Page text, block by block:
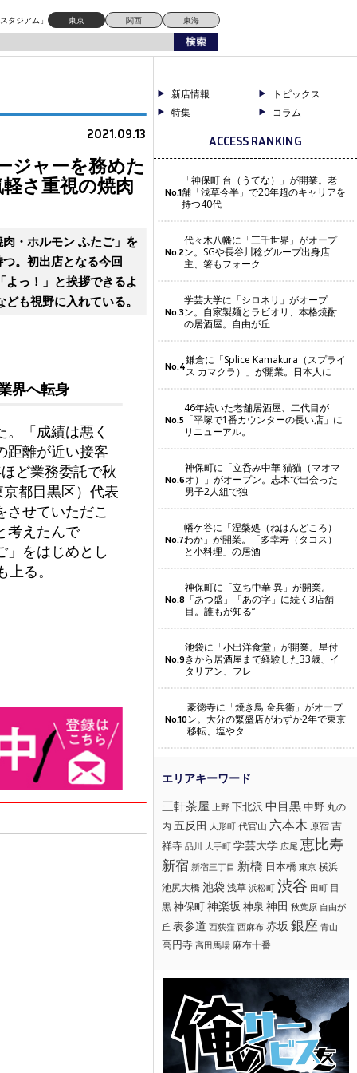
タジアム」 東京 関西 東海
2021.09.13
ジャーを務めた
さ重視の焼肉
・ホルモン ふたご」を
。初出店となる今回
っ！」と挨拶できるよ
も視野に入れている。
界へ転身
「成績は悪く
距離が近い接客
ど業務委託で秋
都目黒区）代表
させていただこ
考えたんで
」をはじめとし
る。
新店情報
トピックス
特集
コラム
ACCESS RANKING
No.1
「神保町 台（うてな）」が開業。老
舗「浅草今半」で20年超のキャリアを
持つ40代
No.2
代々木八幡に「三千世界」がオープ
ン。SGや長谷川稔グループ出身店
主、箸もフォーク
No.3
学芸大学に「シロネリ」がオープ
ン。自家製麺とラビオリ、本格焼酎
の居酒屋。自由が丘
No.4鎌倉に「Splice Kamakura（スプライ
ス カマクラ）」が開業。日本人に
No.5
46年続いた老舗居酒屋、二代目が
「平塚で1番カウンターの長い店」に
リニューアル。
No.6
神保町に「立呑み中華 猫猫（マオマ
オ）」がオープン。志木で出会った
男子2人組で独
No.7
幡ケ谷に「涅槃処（ねはんどころ）
わか」が開業。「多幸寿（タコス）
と小料理」の居酒
No.8
神保町に「立ち中華 異」が開業。
「あつ盛」「あの字」に続く3店舗
目。誰もが知る“
No.9
池袋に「小出洋食堂」が開業。星付
きから居酒屋まで経験した33歳、イ
タリアン、フレ
No.10
豪徳寺に「焼き鳥 金兵衛」がオープ
ン。大分の繁盛店がわずか2年で東京
移転、塩やタ
三軒茶屋 上野 下北沢 中目黒中野 丸の
内 五反田 人形町 代官山 六本木 原宿 吉
祥寺 品川 大手町 学芸大学 広尾 恵比寿
新宿 新宿三丁目 新橋 日本橋 東京 横浜
池尻大橋 池袋浅草 浜松町 渋谷 田町 目
黒神保町神楽坂 神泉 神田 秋葉原 自由が
丘 表参道 西荻窪 西麻布 赤坂 銀座 青山
高円寺 高田馬場 麻布十番